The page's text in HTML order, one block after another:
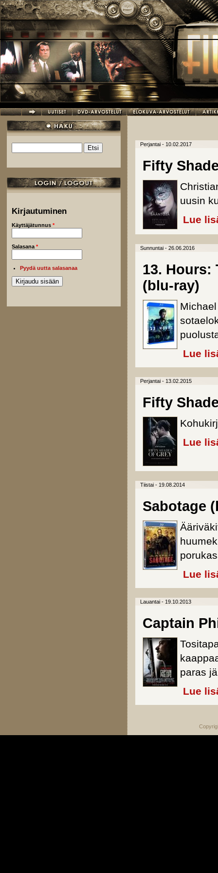
Hyppää pääsisältöön
Hakulomake
Kirjautuminen
Käyttäjätunnus *
Salasana *
Pyydä uutta salasanaa
Perjantai - 10.02.2017
Fifty
uusin
Lue
Sunnuntai - 26.06.2016
13. Hours:
(blu-ray)
Lue
Perjantai - 13.02.2015
Fifty
Lue
Tiistai - 19.08.2014
Sabotage
Lue
Lauantai - 19.10.2013
Captain
paras
Lue